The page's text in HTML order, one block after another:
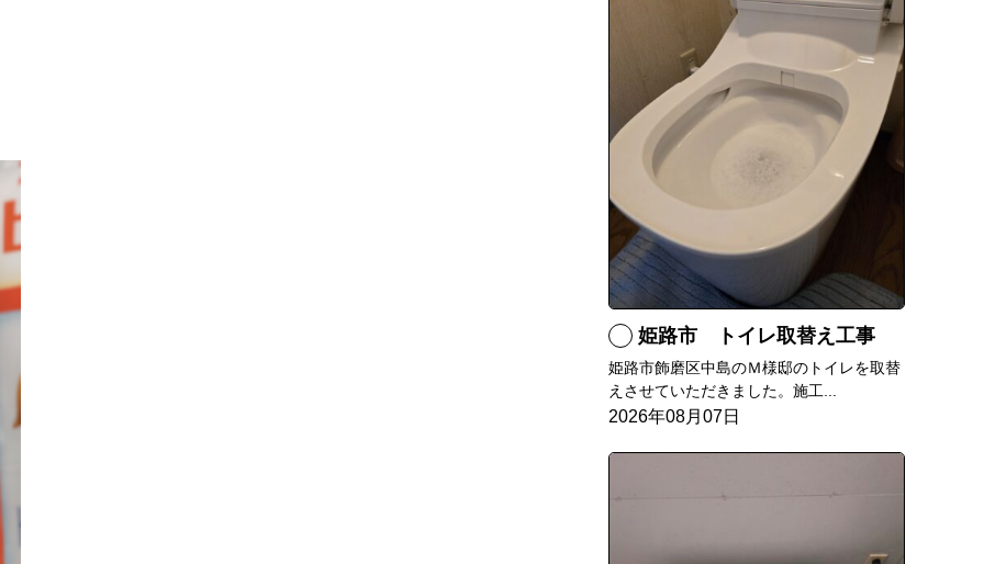
姫路市 トイレ取替え工事
姫路市飾磨区中島のＭ様邸のトイレを取替
えさせていただきました。施工...
2026年08月07日